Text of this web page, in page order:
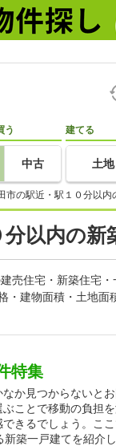
う
中古
建てる
土地
市の駅近・駅１０分以内
以内の
売住宅・新築住宅
建物面積・土地
特集
か見つからないと
ことで移動の負担
きるでしょう。こ
築一戸建てを紹介し